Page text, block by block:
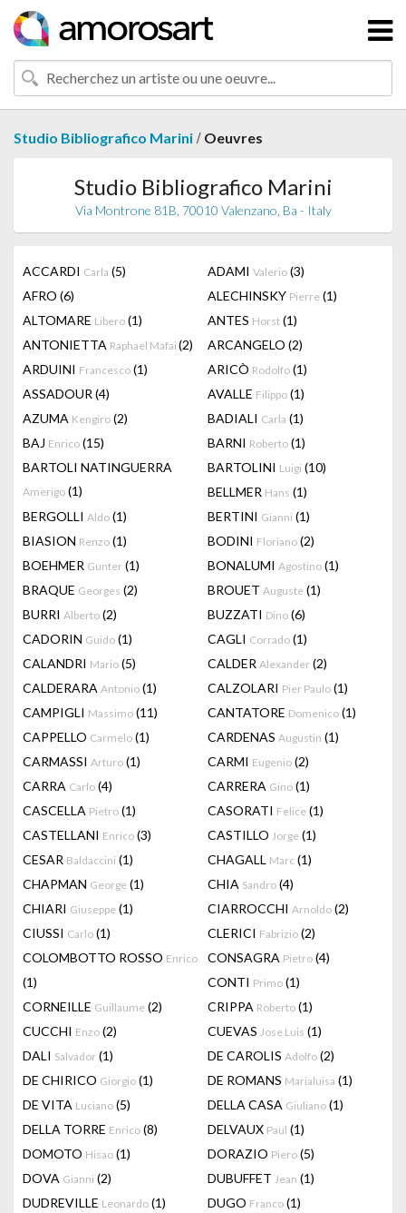
Studio Bibliografico Marini / Oeuvres
Studio Bibliografico Marini
Via Montrone 81B, 70010 Valenzano, Ba - Italy
ACCARDI Carla (5) ADAMI Valerio (3)
AFRO (6) ALECHINSKY Pierre (1)
ALTOMARE Libero (1) ANTES Horst (1)
ANTONIETTA Raphael Mafai (2) ARCANGELO (2)
ARDUINI Francesco (1) ARICÒ Rodolfo (1)
ASSADOUR (4) AVALLE Filippo (1)
AZUMA Kengiro (2) BADIALI Carla (1)
BAJ Enrico (15) BARNI Roberto (1)
BARTOLI NATINGUERRA
Amerigo (1)
BARTOLINI Luigi (10)
BELLMER Hans (1)
BERGOLLI Aldo (1) BERTINI Gianni (1)
BIASION Renzo (1) BODINI Floriano (2)
BOEHMER Gunter (1) BONALUMI Agostino (1)
BRAQUE Georges (2) BROUET Auguste (1)
BURRI Alberto (2) BUZZATI Dino (6)
CADORIN Guido (1) CAGLI Corrado (1)
CALANDRI Mario (5) CALDER Alexander (2)
CALDERARA Antonio (1) CALZOLARI Pier Paulo (1)
CAMPIGLI Massimo (11) CANTATORE Domenico (1)
CAPPELLO Carmelo (1) CARDENAS Augustin (1)
CARMASSI Arturo (1) CARMI Eugenio (2)
CARRA Carlo (4) CARRERA Gino (1)
CASCELLA Pietro (1) CASORATI Felice (1)
CASTELLANI Enrico (3) CASTILLO Jorge (1)
CESAR Baldaccini (1) CHAGALL Marc (1)
CHAPMAN George (1) CHIA Sandro (4)
CHIARI Giuseppe (1) CIARROCCHI Arnoldo (2)
CIUSSI Carlo (1) CLERICI Fabrizio (2)
COLOMBOTTO ROSSO Enrico
(1)
CONSAGRA Pietro (4)
CONTI Primo (1)
CORNEILLE Guillaume (2) CRIPPA Roberto (1)
CUCCHI Enzo (2) CUEVAS Jose Luis (1)
DALI Salvador (1) DE CAROLIS Adolfo (2)
DE CHIRICO Giorgio (1) DE ROMANS Marialuisa (1)
DE VITA Luciano (5) DELLA CASA Giuliano (1)
DELLA TORRE Enrico (8) DELVAUX Paul (1)
DOMOTO Hisao (1) DORAZIO Piero (5)
DOVA Gianni (2) DUBUFFET Jean (1)
DUDREVILLE Leonardo (1) DUGO Franco (1)